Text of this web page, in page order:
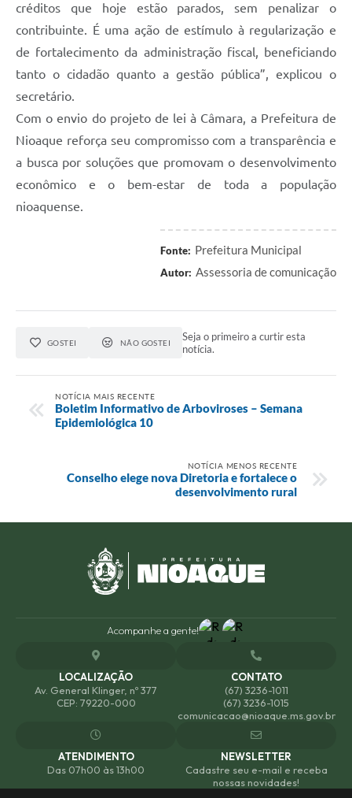
créditos que hoje estão parados, sem penalizar o
contribuinte. É uma ação de estímulo à regularização e
de fortalecimento da administração fiscal, beneficiando
tanto o cidadão quanto a gestão pública”, explicou o
secretário.
​Com o envio do projeto de lei à Câmara, a Prefeitura de
Nioaque reforça seu compromisso com a transparência e
a busca por soluções que promovam o desenvolvimento
econômico e o bem-estar de toda a população
nioaquense.
Fonte: Prefeitura Municipal
Autor: Assessoria de comunicação
GOSTEI NÃO GOSTEI
Seja o primeiro a curtir esta
notícia.
NOTÍCIA MAIS RECENTE
Boletim Informativo de Arboviroses – Semana
Epidemiológica 10
NOTÍCIA MENOS RECENTE
Conselho elege nova Diretoria e fortalece o
desenvolvimento rural
Acompanhe a gente!
LOCALIZAÇÃO
Av. General Klinger, nº 377
CEP: 79220-000
CONTATO
(67) 3236-1011
(67) 3236-1015
comunicacao@nioaque.ms.gov.br
ATENDIMENTO
Das 07h00 às 13h00
NEWSLETTER
Cadastre seu e-mail e receba
nossas novidades!